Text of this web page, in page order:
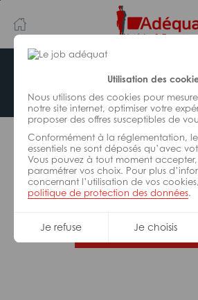
Utilisation des
Nous utilisons des cookies pour
notre site internet, optimiser votre
proposer des offres susceptibles de
Conformément à la réglementation,
essentiels ne sont déposés qu’avec
Vous pouvez à tout moment accepter,
paramétrer vos choix. Pour plus
concernant l’utilisation de vos
politique de protection des données.
Je refuse Je choisis
au
contenu
principal
navigation
Offre indisponible
L’offre d’emploi que vous tentez
plus disponible.
De nombreuses autres
correspondre, consultez
Trouvez votre job